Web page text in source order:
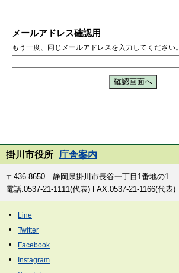
メールアドレス確認用
もう一度、同じメールアドレスを入力してください。
掛川市役所 庁舎案内
〒436-8650 静岡県掛川市長谷一丁目1番地の1
電話:0537-21-1111(代表) FAX:0537-21-1166(代表)